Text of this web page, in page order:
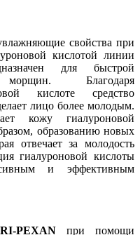
свойства при
кислотой линии
для быстрой
Благодаря
кислоте средство
лицо более молодым.
кожу гиалуроновой
образованию новых
отвечает за молодость
гиалуроновой кислоты
и эффективным
PEXAN при помощи